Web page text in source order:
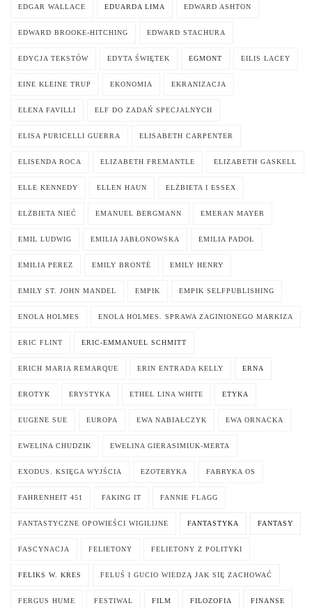
EDGAR WALLACE EDUARDA LIMA EDWARD ASHTON
EDWARD BROOKE-HITCHING EDWARD STACHURA
EDYCJA TEKSTÓW EDYTA ŚWIĘTEK EGMONT EILIS LACEY
EINE KLEINE TRUP EKONOMIA EKRANIZACJA
ELENA FAVILLI ELF DO ZADAŃ SPECJALNYCH
ELISA PURICELLI GUERRA ELISABETH CARPENTER
ELISENDA ROCA ELIZABETH FREMANTLE ELIZABETH GASKELL
ELLE KENNEDY ELLEN HAUN ELŻBIETA I ESSEX
ELŻBIETA NIEĆ EMANUEL BERGMANN EMERAN MAYER
EMIL LUDWIG EMILIA JABŁONOWSKA EMILIA PADOŁ
EMILIA PEREZ EMILY BRONTË EMILY HENRY
EMILY ST. JOHN MANDEL EMPIK EMPIK SELFPUBLISHING
ENOLA HOLMES ENOLA HOLMES. SPRAWA ZAGINIONEGO MARKIZA
ERIC FLINT ERIC-EMMANUEL SCHMITT
ERICH MARIA REMARQUE ERIN ENTRADA KELLY ERNA
EROTYK ERYSTYKA ETHEL LINA WHITE ETYKA
EUGENE SUE EUROPA EWA NABIAŁCZYK EWA ORNACKA
EWELINA CHUDZIK EWELINA GIERASIMIUK-MERTA
EXODUS. KSIĘGA WYJŚCIA EZOTERYKA FABRYKA OS
FAHRENHEIT 451 FAKING IT FANNIE FLAGG
FANTASTYCZNE OPOWIEŚCI WIGILIJNE FANTASTYKA FANTASY
FASCYNACJA FELIETONY FELIETONY Z POLITYKI
FELIKS W. KRES FELUŚ I GUCIO WIEDZĄ JAK SIĘ ZACHOWAĆ
FERGUS HUME FESTIWAL FILM FILOZOFIA FINANSE